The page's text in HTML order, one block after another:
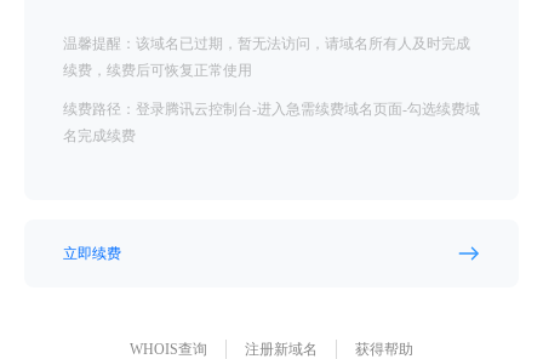
温馨提醒：该域名已过期，暂无法访问，请域名所有人及时完成
续费，续费后可恢复正常使用
续费路径：登录腾讯云控制台-进入急需续费域名页面-勾选续费域
名完成续费
立即续费
WHOIS查询 注册新域名 获得帮助